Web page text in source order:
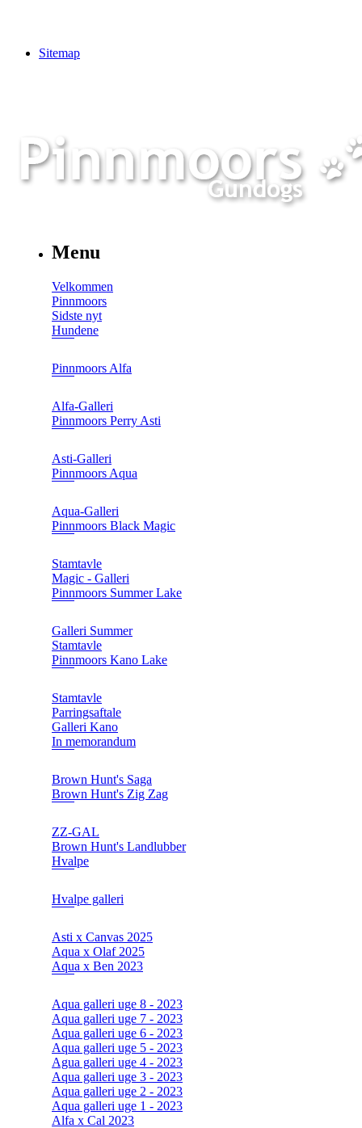
Sitemap
Menu
Velkommen
Pinnmoors
Sidste nyt
Hundene
Pinnmoors Alfa
Alfa-Galleri
Pinnmoors Perry Asti
Asti-Galleri
Pinnmoors Aqua
Aqua-Galleri
Pinnmoors Black Magic
Stamtavle
Magic - Galleri
Pinnmoors Summer Lake
Galleri Summer
Stamtavle
Pinnmoors Kano Lake
Stamtavle
Parringsaftale
Galleri Kano
In memorandum
Brown Hunt's Saga
Brown Hunt's Zig Zag
ZZ-GAL
Brown Hunt's Landlubber
Hvalpe
Hvalpe galleri
Asti x Canvas 2025
Aqua x Olaf 2025
Aqua x Ben 2023
Aqua galleri uge 8 - 2023
Aqua galleri uge 7 - 2023
Aqua galleri uge 6 - 2023
Aqua galleri uge 5 - 2023
Agua galleri uge 4 - 2023
Aqua galleri uge 3 - 2023
Aqua galleri uge 2 - 2023
Aqua galleri uge 1 - 2023
Alfa x Cal 2023